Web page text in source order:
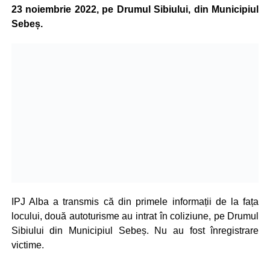
23 noiembrie 2022, pe Drumul Sibiului, din Municipiul
Sebeș.
IPJ Alba a transmis că din primele informații de la fața
locului, două autoturisme au intrat în coliziune, pe Drumul
Sibiului din Municipiul Sebeș. Nu au fost înregistrare
victime.